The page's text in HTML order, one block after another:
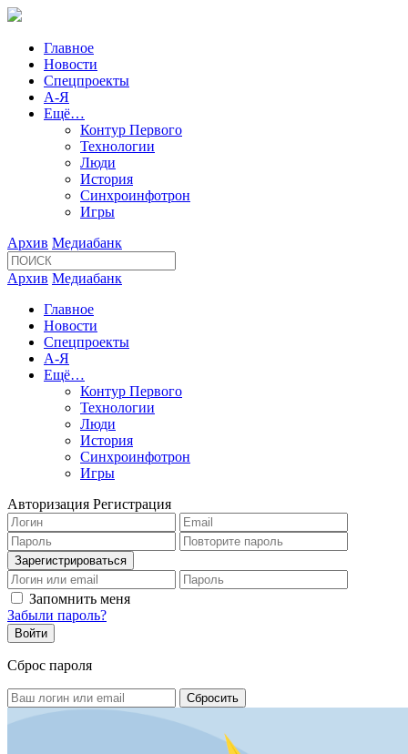
Главное
Новости
Спецпроекты
А-Я
Ещё…
Контур Первого
Технологии
Люди
История
Синхроинфотрон
Игры
Архив Медиабанк
Архив Медиабанк
Главное
Новости
Спецпроекты
А-Я
Ещё…
Контур Первого
Технологии
Люди
История
Синхроинфотрон
Игры
Авторизация Регистрация
Запомнить меня
Забыли пароль?
Сброс пароля